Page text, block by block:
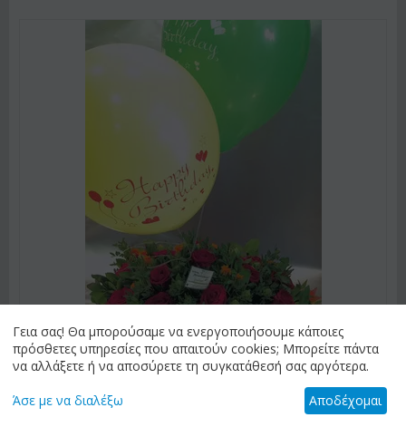
ΚΩΔΙΚΟΣ:
Γεια σας! Θα μπορούσαμε να ενεργοποιήσουμε κάποιες
πρόσθετες υπηρεσίες που απαιτούν cookies; Μπορείτε πάντα
να αλλάξετε ή να αποσύρετε τη συγκατάθεσή σας αργότερα.
Άσε με να διαλέξω Αποδέχομαι